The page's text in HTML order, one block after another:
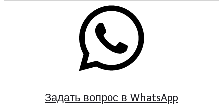
Задать вопрос в WhatsApp